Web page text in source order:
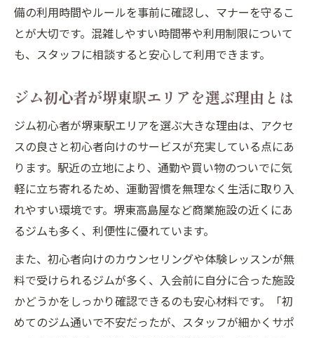
備の利用時間やルールを事前に確認し、マナーを守るこ
とが大切です。混雑しやすい時間帯や利用制限について
も、スタッフに相談すると安心して利用できます。
ジム初心者が堺東駅エリアを選ぶ理由とは
ジム初心者が堺東駅エリアを選ぶ大きな理由は、アクセ
スの良さと初心者向けのサービスが充実している点にあ
ります。駅近の立地により、通勤や買い物のついでに気
軽に立ち寄れるため、運動習慣を無理なく生活に取り入
れやすい環境です。堺東高島屋など商業施設の近くにあ
るジムも多く、利便性に優れています。
また、初心者向けのカウンセリングや体験レッスンが無
料で受けられるジムが多く、入会前に自分に合った施設
かどうかをしっかり確認できるのも安心材料です。「初
めてのジム通いで不安だったが、スタッフが細かくサポ